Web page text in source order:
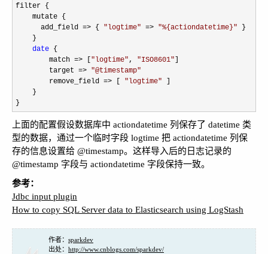
filter {
    mutate {
      add_field
=> { " logtime" => "%{actiondatetime}" }
    }
date {
        match
=> [ " logtime", "ISO8601"
        target
=> "@timestamp"
        remove_field
=> [ " logtime"
    }
}
上面的配置假设数据库中 actiondatetime 列保存了 datetime 类
型的数据，通过一个临时字段 logtime 把 actiondatetime 列保
存的信息设置给 @timestamp。这样导入后的日志记录的
@timestamp 字段与 actiondatetime 字段保持一致。
参考：
Jdbc input plugin
How to copy SQL Server data to Elasticsearch using LogStash
作者： sparkdev
出处： http://www.cnblogs.com/sparkdev/